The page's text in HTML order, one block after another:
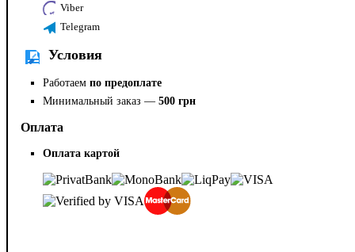
Viber
Telegram
Условия
Работаем по предоплате
Минимальный заказ — 500 грн
Оплата
Оплата картой